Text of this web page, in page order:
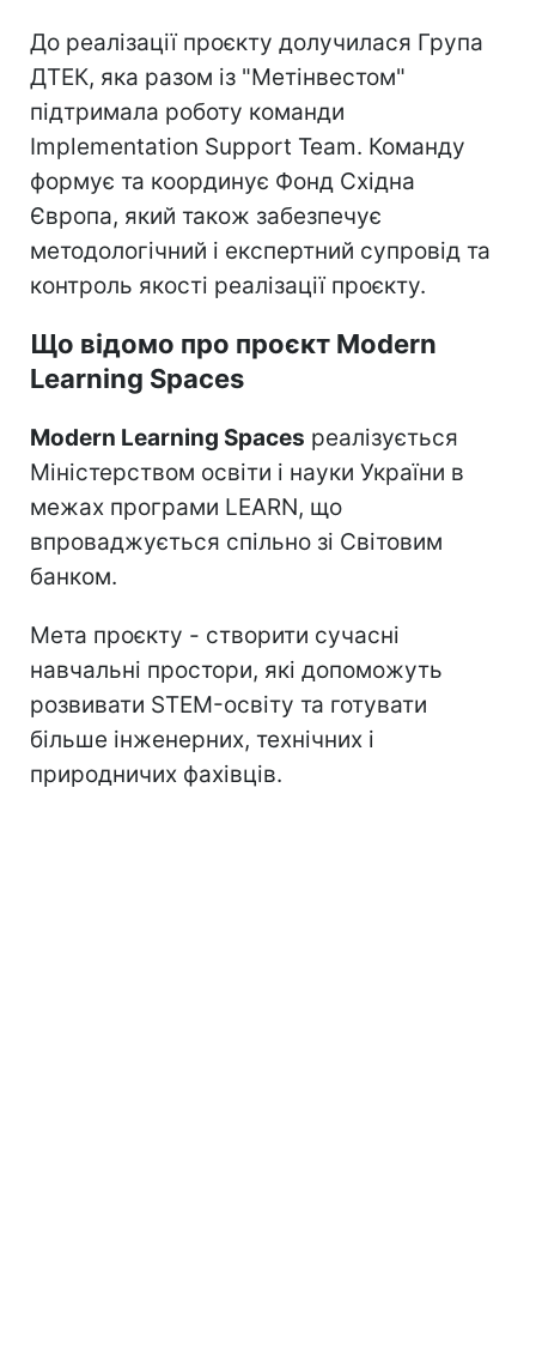
До реалізації проєкту долучилася Група
ДТЕК, яка разом із "Метінвестом"
підтримала роботу команди
Implementation Support Team. Команду
формує та координує Фонд Східна
Європа, який також забезпечує
методологічний і експертний супровід та
контроль якості реалізації проєкту.
Що відомо про проєкт Modern
Learning Spaces
Modern Learning Spaces реалізується
Міністерством освіти і науки України в
межах програми LEARN, що
впроваджується спільно зі Світовим
банком.
Мета проєкту - створити сучасні
навчальні простори, які допоможуть
розвивати STEM-освіту та готувати
більше інженерних, технічних і
природничих фахівців.